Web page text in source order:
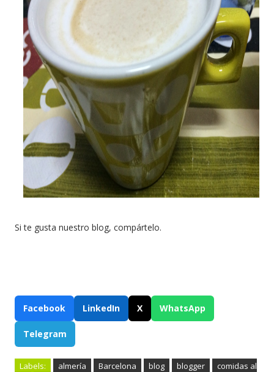
Si te gusta nuestro blog, compártelo.
Facebook LinkedIn X WhatsApp
Telegram
Labels: almería Barcelona blog blogger
comidas al